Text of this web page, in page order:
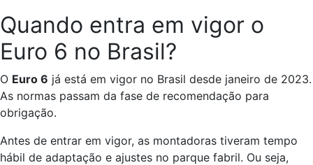
Quando entra em vigor o
Euro 6 no Brasil?
O Euro 6 já está em vigor no Brasil desde janeiro de 2023.
As normas passam da fase de recomendação para
obrigação.
Antes de entrar em vigor, as montadoras tiveram tempo
hábil de adaptação e ajustes no parque fabril. Ou seja,